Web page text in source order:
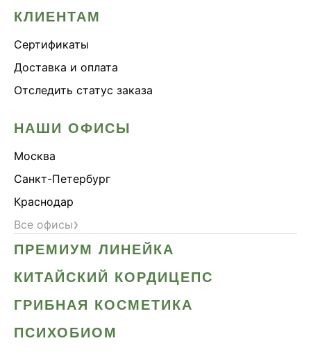
КЛИЕНТАМ
Сертификаты
Доставка и оплата
Отследить статус заказа
НАШИ ОФИСЫ
Москва
Санкт-Петербург
Краснодар
Все офисы›
ПРЕМИУМ ЛИНЕЙКА
КИТАЙСКИЙ КОРДИЦЕПС
ГРИБНАЯ КОСМЕТИКА
ПСИХОБИОМ